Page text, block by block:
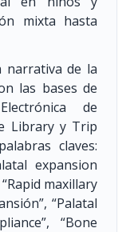
mixta hasta
narrativa de la
las bases de
de
Library y Trip
claves:
expansion
maxillary
“Palatal
“Bone